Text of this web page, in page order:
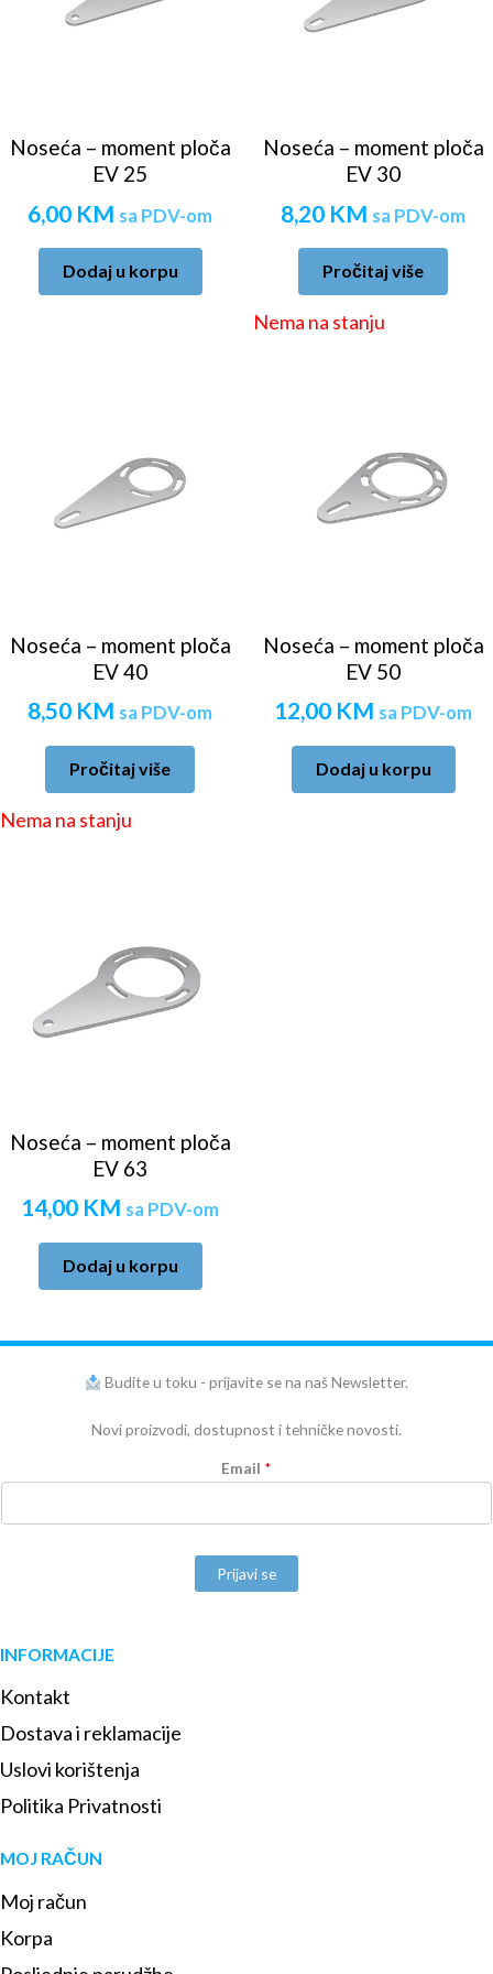
Noseća – moment ploča
EV 25
6,00 KM sa PDV-om
Dodaj u korpu
Noseća – moment ploča
EV 30
8,20 KM sa PDV-om
Pročitaj više
Nema na stanju
Noseća – moment ploča
EV 40
8,50 KM sa PDV-om
Pročitaj više
Nema na stanju
Noseća – moment ploča
EV 50
12,00 KM sa PDV-om
Dodaj u korpu
Noseća – moment ploča
EV 63
14,00 KM sa PDV-om
Dodaj u korpu
Budite u toku - prijavite se na naš Newsletter.
Novi proizvodi, dostupnost i tehničke novosti.
Email *
Prijavi se
INFORMACIJE
Kontakt
Dostava i reklamacije
Uslovi korištenja
Politika Privatnosti
MOJ RAČUN
Moj račun
Korpa